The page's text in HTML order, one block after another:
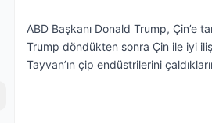
ABD Başkanı Donald Trump, Çin’e
Trump döndükten sonra Çin ile iyi
Tayvan’ın çip endüstrilerini